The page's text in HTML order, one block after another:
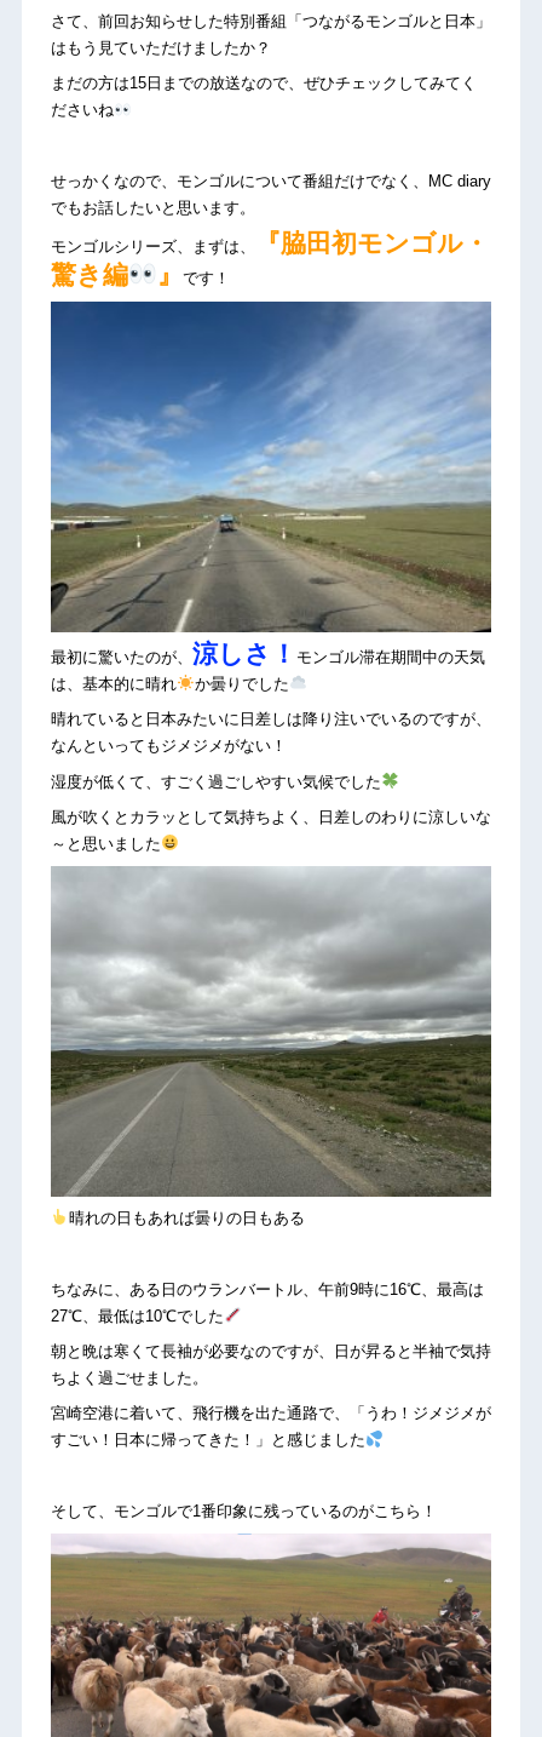
さて、前回お知らせした特別番組「つながるモンゴルと日本」
はもう見ていただけましたか？
まだの方は15日までの放送なので、ぜひチェックしてみてく
ださいね
せっかくなので、モンゴルについて番組だけでなく、MC diary
でもお話したいと思います。
モンゴルシリーズ、まずは、
『脇田初モンゴル・
驚き編
』です！
最初に驚いたのが、 涼しさ！ モンゴル滞在期間中の天気
は、基本的に晴れ
か曇りでした
晴れていると日本みたいに日差しは降り注いでいるのですが、
なんといってもジメジメがない！
湿度が低くて、すごく過ごしやすい気候でした
風が吹くとカラッとして気持ちよく、日差しのわりに涼しいな
～と思いました
晴れの日もあれば曇りの日もある
ちなみに、ある日のウランバートル、午前9時に16℃、最高は
27℃、最低は10℃でした
朝と晩は寒くて長袖が必要なのですが、日が昇ると半袖で気持
ちよく過ごせました。
宮崎空港に着いて、飛行機を出た通路で、「うわ！ジメジメが
すごい！日本に帰ってきた！」と感じました
そして、モンゴルで1番印象に残っているのがこちら！